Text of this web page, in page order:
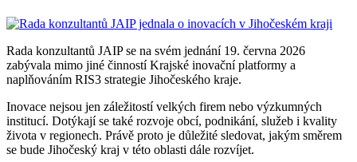
Rada konzultantů JAIP se na svém jednání 19. června 2026
zabývala mimo jiné činností Krajské inovační platformy a
naplňováním RIS3 strategie Jihočeského kraje.
Inovace nejsou jen záležitostí velkých firem nebo výzkumných
institucí. Dotýkají se také rozvoje obcí, podnikání, služeb i kvality
života v regionech. Právě proto je důležité sledovat, jakým směrem
se bude Jihočeský kraj v této oblasti dále rozvíjet.